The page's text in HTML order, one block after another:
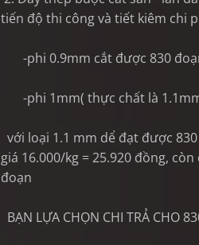
tiến độ thi công và tiết kiêm chi
-phi 0.9mm cắt được 830
-phi 1mm( thực chất là
với loại 1.1 mm dể đạt được
giá 16.000/kg = 25.920 đồng,
đoạn
BẠN LỰA CHỌN CHI TRẢ CHO